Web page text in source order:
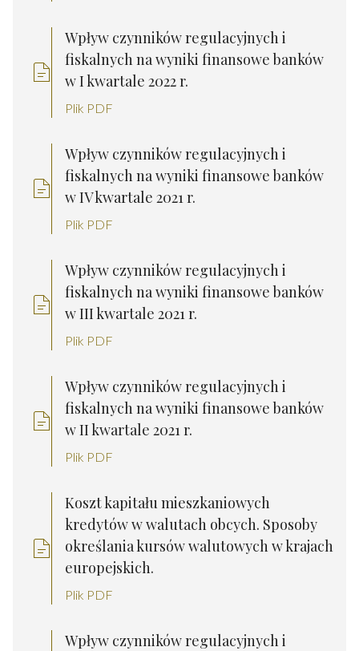
Wpływ czynników regulacyjnych i
fiskalnych na wyniki finansowe banków
w I kwartale 2022 r.
Plik PDF
Wpływ czynników regulacyjnych i
fiskalnych na wyniki finansowe banków
w IV kwartale 2021 r.
Plik PDF
Wpływ czynników regulacyjnych i
fiskalnych na wyniki finansowe banków
w III kwartale 2021 r.
Plik PDF
Wpływ czynników regulacyjnych i
fiskalnych na wyniki finansowe banków
w II kwartale 2021 r.
Plik PDF
Koszt kapitału mieszkaniowych
kredytów w walutach obcych. Sposoby
określania kursów walutowych w krajach
europejskich.
Plik PDF
Wpływ czynników regulacyjnych i